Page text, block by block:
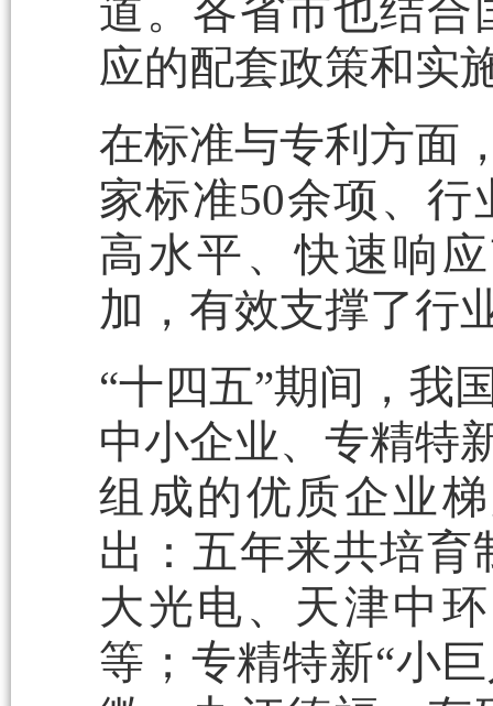
道。各省市也结合
应的配套政策和实
在标准与专利方面
家标准50余项、行
高水平、快速响
加，有效支撑了行
“十四五”期间，我
中小企业、专精特
组成的优质企业
出：五年来共培育
大光电、天津中
等；专精特新“小